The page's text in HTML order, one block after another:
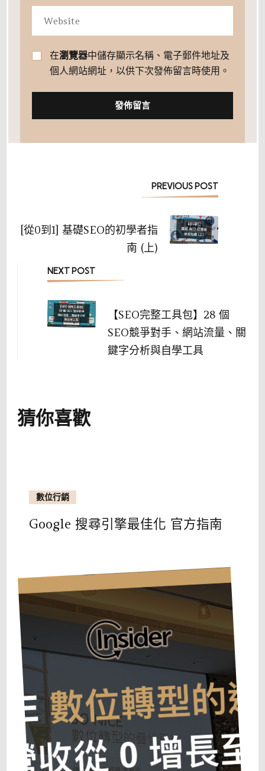
在瀏覽器中儲存顯示名稱、電子郵件地址及
個人網站網址，以供下次發佈留言時使用。
PostPREVIOUS POST
[從0到1] 基礎SEO的初學者指
南 (上)
NEXT POST
【SEO完整工具包】28 個
SEO競爭對手、網站流量、關
鍵字分析與自學工具
猜你喜歡
數位行銷
Google 搜尋引擎最佳化 官方指南